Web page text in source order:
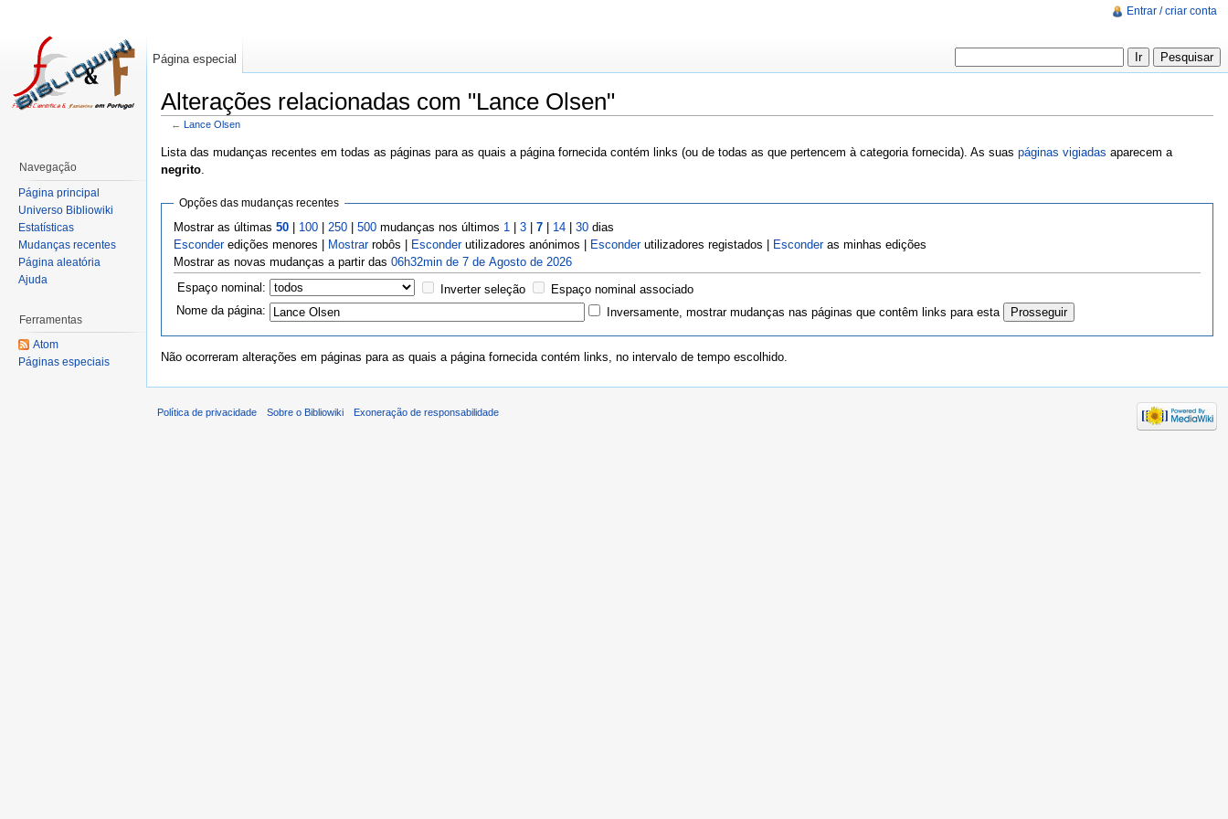
Alterações relacionadas com "Lance Olsen"
← Lance Olsen
Lista das mudanças recentes em todas as páginas para as quais a página fornecida contém links (ou de todas as que pertencem à categoria fornecida). As suas páginas vigiadas aparecem a
negrito
Opções das mudanças recentes
Mostrar as últimas 50| 100| 250| 500mudanças nos últimos 1 | 3| 7| 14| 30dias
Esconderedições menores | Mostrarrobôs | Esconderutilizadores anónimos | Esconderutilizadores registados | Esconderas minhas edições
Mostrar as novas mudanças a partir das 06h32min de 7 de Agosto de 2026
Espaço nominal:
Inverter seleção
Espaço nominal associado
Nome da página:
Inversamente, mostrar mudanças nas páginas que contêm links para esta
Não ocorreram alterações em páginas para as quais a página fornecida contém links, no intervalo de tempo escolhido.
Entrar / criar conta
Página especial
Navegação
Página principal
Universo Bibliowiki
Estatísticas
Mudanças recentes
Página aleatória
Ajuda
Ferramentas
Atom
Páginas especiais
Política de privacidade Sobre o Bibliowiki Exoneração de responsabilidade